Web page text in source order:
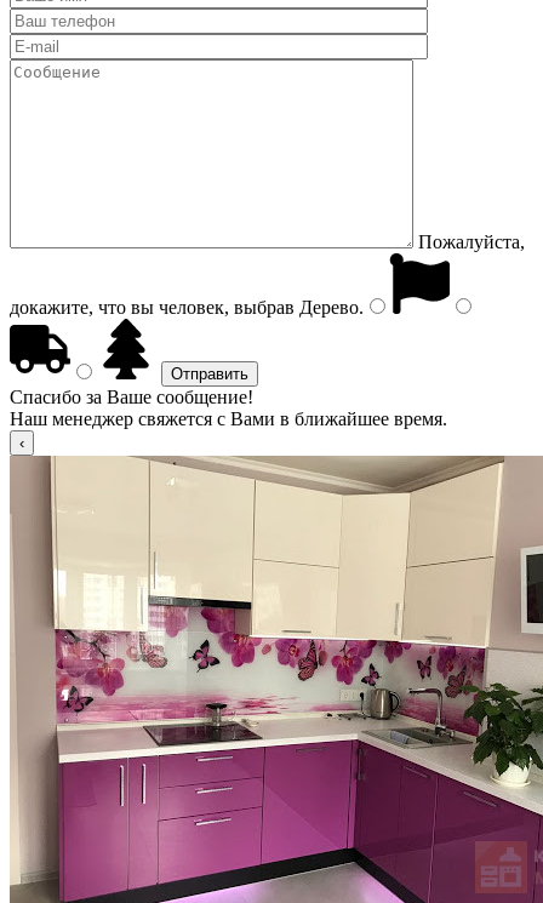
Пожалуйста,
докажите, что вы человек, выбрав Дерево.
Спасибо за Ваше сообщение!
Наш менеджер свяжется с Вами в ближайшее время.